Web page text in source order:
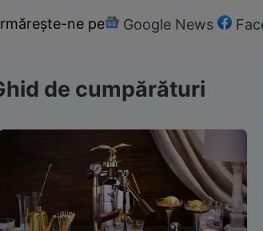
ne pe Google News
de cumpărături